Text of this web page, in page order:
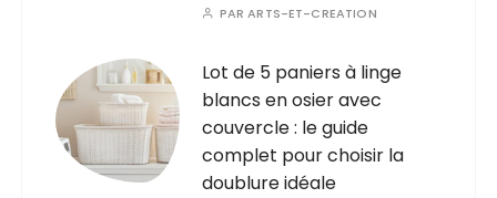
PARARTS-ET-CREATION
Lot de 5 paniers à linge
blancs en osier avec
couvercle : le guide
complet pour choisir la
doublure idéale